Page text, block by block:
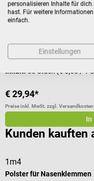
Robuste Einwegklammer
Durchschnittliche
Inhalt: 50 Stück (€ 0,60 / 1
€ 29,94*
Preise inkl. MwSt. zzgl. Versandkosten
In
Kunden kauften
1m4
Polster für Nasenklemmen
personalisieren Inhalte für
hast. Für weitere
einfach.
Einstellungen